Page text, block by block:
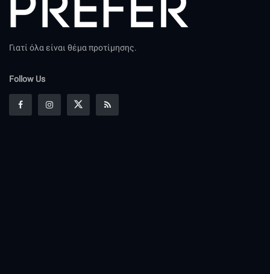
Γιατί όλα είναι θέμα προτίμησης.
Follow Us